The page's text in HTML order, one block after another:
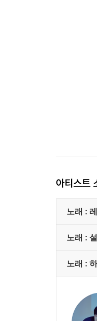
아티스트
노래 :
노래 :
노래 :